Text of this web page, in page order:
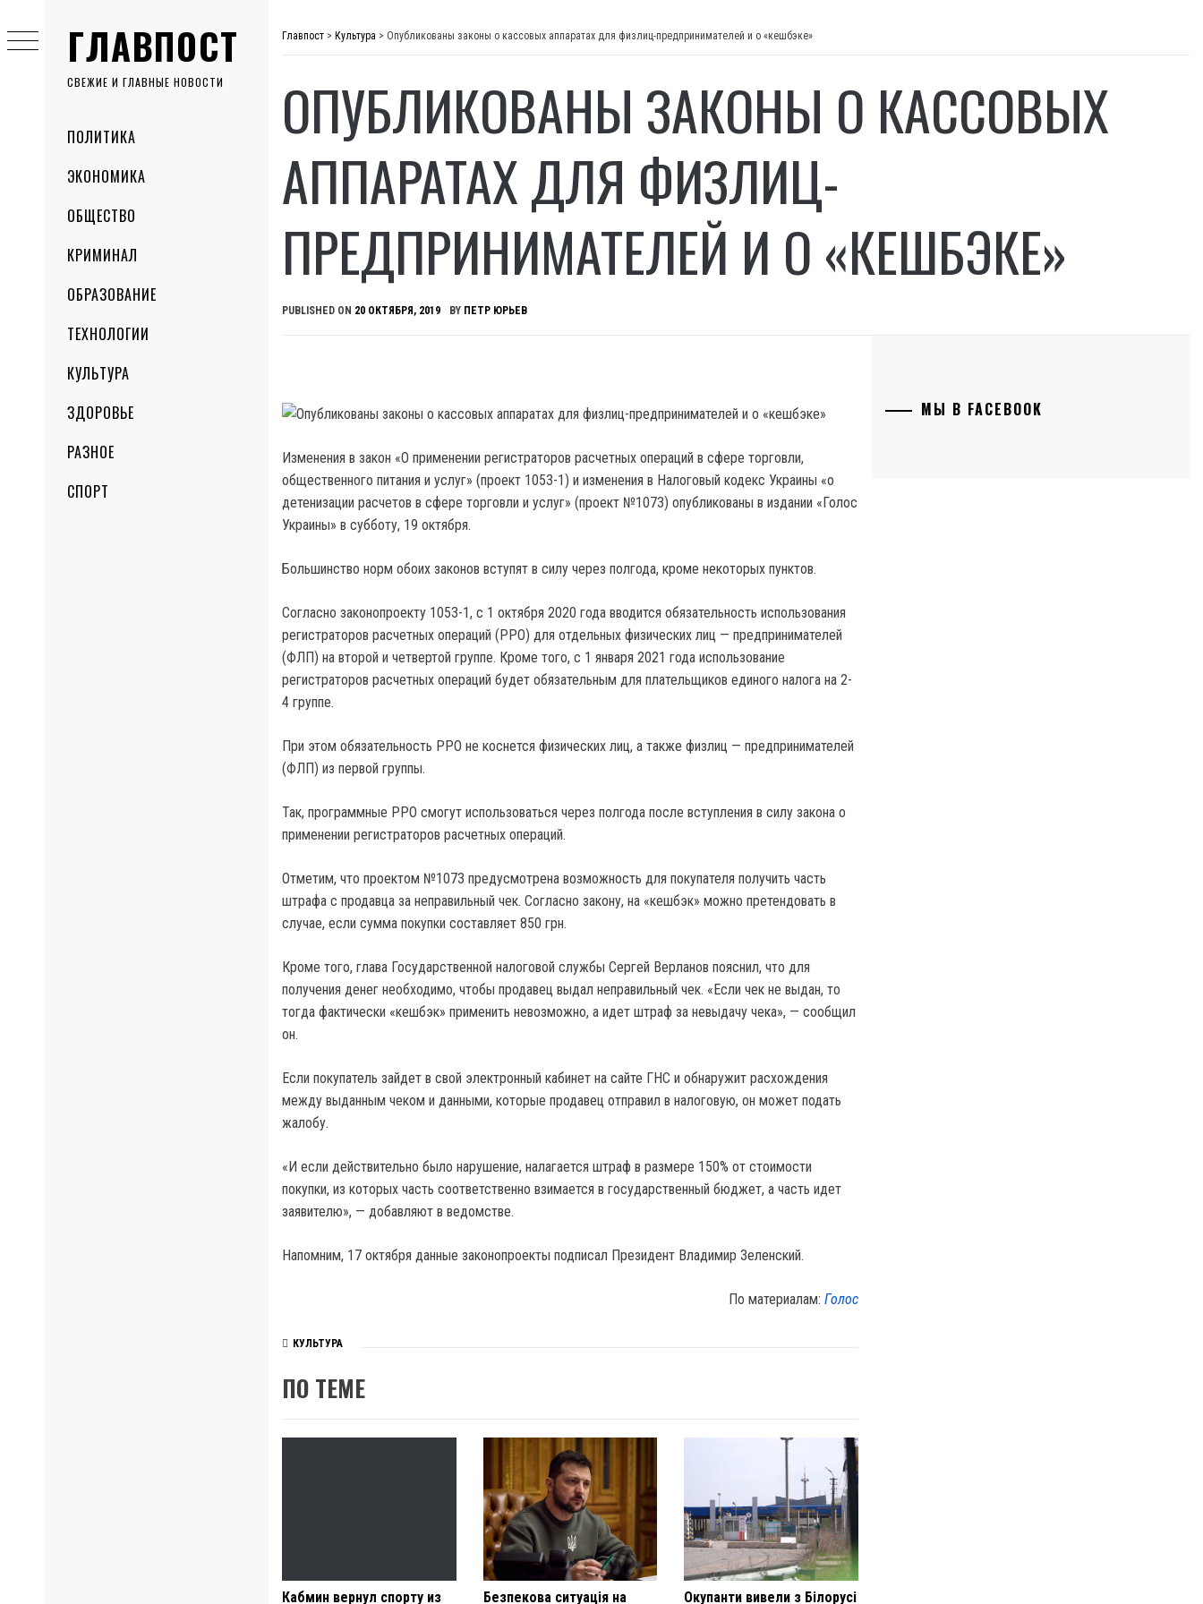
ГЛАВПОСТ
СВЕЖИЕ И ГЛАВНЫЕ НОВОСТИ
MenuПОЛИТИКА
ЭКОНОМИКА
ОБЩЕСТВО
КРИМИНАЛ
ОБРАЗОВАНИЕ
ТЕХНОЛОГИИ
КУЛЬТУРА
ЗДОРОВЬЕ
РАЗНОЕ
СПОРТ
to
content
Главпост > Культура > Опубликованы законы о кассовых аппаратах для физлиц-предпринимателей и о «кешбэке»
ОПУБЛИКОВАНЫ ЗАКОНЫ О КАССОВЫХ
АППАРАТАХ ДЛЯ ФИЗЛИЦ-
ПРЕДПРИНИМАТЕЛЕЙ И О «КЕШБЭКЕ»
PUBLISHED ON 20 ОКТЯБРЯ, 2019 BY ПЕТР ЮРЬЕВ
Изменения в закон «О применении регистраторов расчетных операций в сфере торговли,
общественного питания и услуг» (проект 1053-1) и изменения в Налоговый кодекс Украины «о
детенизации расчетов в сфере торговли и услуг» (проект №1073) опубликованы в издании «Голос
Украины» в субботу, 19 октября.
Большинство норм обоих законов вступят в силу через полгода, кроме некоторых пунктов.
Согласно законопроекту 1053-1, с 1 октября 2020 года вводится обязательность использования
регистраторов расчетных операций (РРО) для отдельных физических лиц — предпринимателей
(ФЛП) на второй и четвертой группе. Кроме того, с 1 января 2021 года использование
регистраторов расчетных операций будет обязательным для плательщиков единого налога на 2-
4 группе.
При этом обязательность РРО не коснется физических лиц, а также физлиц — предпринимателей
(ФЛП) из первой группы.
Так, программные РРО смогут использоваться через полгода после вступления в силу закона о
применении регистраторов расчетных операций.
Отметим, что проектом №1073 предусмотрена возможность для покупателя получить часть
штрафа с продавца за неправильный чек. Согласно закону, на «кешбэк» можно претендовать в
случае, если сумма покупки составляет 850 грн.
Кроме того, глава Государственной налоговой службы Сергей Верланов пояснил, что для
получения денег необходимо, чтобы продавец выдал неправильный чек. «Если чек не выдан, то
тогда фактически «кешбэк» применить невозможно, а идет штраф за невыдачу чека», — сообщил
он.
Если покупатель зайдет в свой электронный кабинет на сайте ГНС и обнаружит расхождения
между выданным чеком и данными, которые продавец отправил в налоговую, он может подать
жалобу.
«И если действительно было нарушение, налагается штраф в размере 150% от стоимости
покупки, из которых часть соответственно взимается в государственный бюджет, а часть идет
заявителю», — добавляют в ведомстве.
Напомним, 17 октября данные законопроекты подписал Президент Владимир Зеленский.
По материалам:Голос
КУЛЬТУРА
ПО ТЕМЕ
Кабмин вернул спорту из
Безпекова ситуація на
Окупанти вивели з Білорусі
МЫ В FACEBOOK